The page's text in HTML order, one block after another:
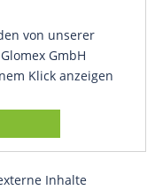
von unserer
GmbH
Klick anzeigen
Inhalte